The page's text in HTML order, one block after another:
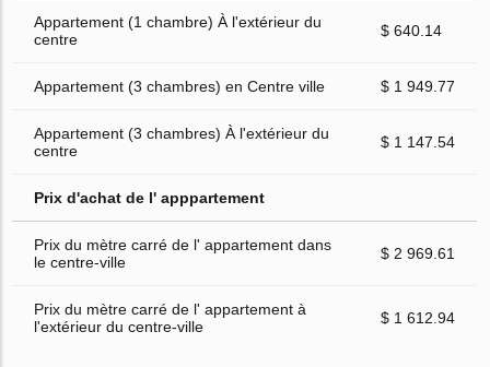
Appartement (1 chambre) À l'extérieur du
centre
$ 640.14
Appartement (3 chambres) en Centre ville $ 1 949.77
Appartement (3 chambres) À l'extérieur du
centre
$ 1 147.54
Prix d'achat de l' apppartement
Prix du mètre carré de l' appartement dans
le centre-ville
$ 2 969.61
Prix du mètre carré de l' appartement à
l'extérieur du centre-ville
$ 1 612.94